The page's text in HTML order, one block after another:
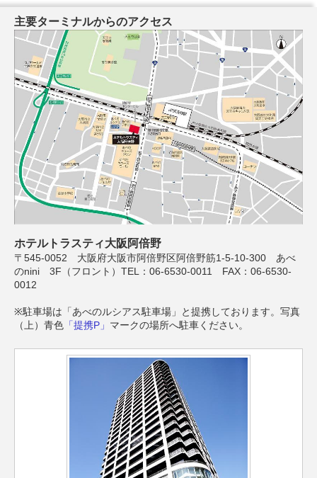
主要ターミナルからのアクセス
ホテルトラスティ大阪阿倍野
〒545-0052 大阪府大阪市阿倍野区阿倍野筋1-5-10-300 あべ
のnini 3F（フロント）TEL：06-6530-0011 FAX：06-6530-
0012
※駐車場は「あべのルシアス駐車場」と提携しております。写真
（上）青色 「提携P」 マークの場所へ駐車ください。